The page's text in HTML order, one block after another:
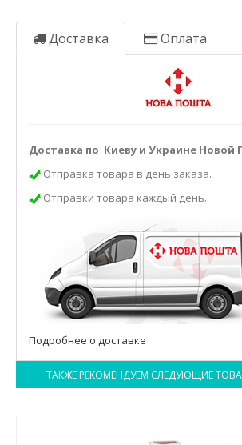
Доставка Оплата
Доставка по Киеву и Украине Новой
Отправка товара в день заказа.
Отправки товара каждый день.
Подробнее о доставке
ТАКЖЕ РЕКОМЕНДУЕМ СЛЕДУЮЩИЕ